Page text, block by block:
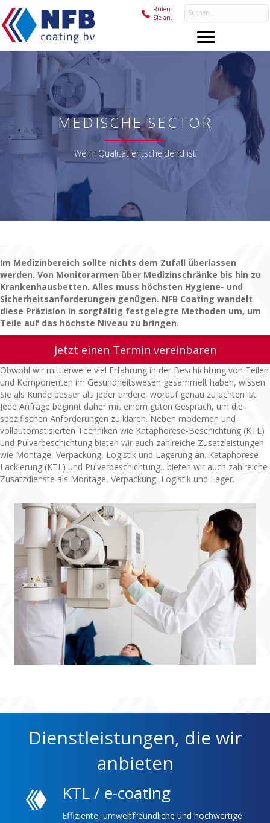
Rufen
Sie an.
MEDISCHE SECTOR
Wenn Qualität entscheidend ist
Im Medizinbereich sollte nichts dem Zufall überlassen
werden. Von Monitorarmen über Medizinschränke bis hin zu
Krankenhausbetten. Alles muss höchsten Hygiene- und
Sicherheitsanforderungen genügen. NFB Coating wandelt
diese Präzision in sorgfältig festgelegte Methoden um, um
Teile auf das höchste Niveau zu bringen.
Jetzt einen Termin vereinbaren
Obwohl wir mittlerweile viel Erfahrung in der Beschichtung von Teilen
und Komponenten im Gesundheitswesen gesammelt haben, wissen
Sie als Kunde besser als jeder andere, worauf genau zu achten ist.
Jede Anfrage beginnt daher mit einem guten Gespräch, um die
spezifischen Anforderungen zu klären. Neben modernen und
vollautomatisierten Techniken wie Kataphorese-Beschichtung (KTL)
und Pulverbeschichtung bieten wir auch zahlreiche Zusatzleistungen
wie Montage, Verpackung, Logistik und Lagerung an. Kataphorese
Lackierung (KTL) und Pulverbeschichtung., bieten wir auch zahlreiche
Zusatzdienste als Montage, Verpackung, Logistik und Lager.
Dienstleistungen, die wir
anbieten
KTL / e-coating
Effiziente, umweltfreundliche und hochwertige